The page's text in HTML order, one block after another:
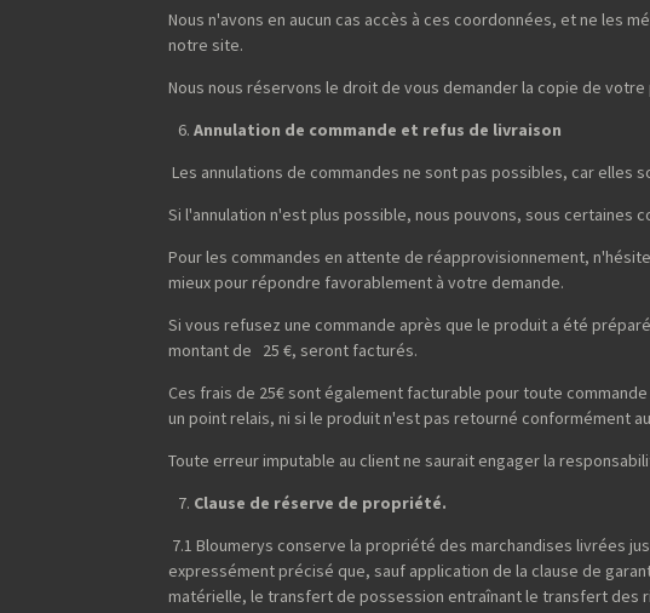
Nous n'avons en aucun cas accès à ces coordonnées, et ne les
notre site.
Nous nous réservons le droit de vous demander la copie de
Annulation de commande et refus de livraison
Les annulations de commandes ne sont pas possibles, car
Si l'annulation n'est plus possible, nous pouvons, sous
Pour les commandes en attente de réapprovisionnement,
mieux pour répondre favorablement à votre demande.
Si vous refusez une commande après que le produit a été
montant de 25 €, seront facturés.
Ces frais de 25€ sont également facturable pour toute
un point relais, ni si le produit n'est pas retourné conformément
Toute erreur imputable au client ne saurait engager la
Clause de réserve de propriété.
7.1 Bloumerys conserve la propriété des marchandises livrées
expressément précisé que, sauf application de la clause de
matérielle, le transfert de possession entraînant le transfert des